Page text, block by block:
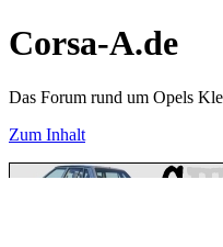
Corsa-A.de
Das Forum rund um Opels
Zum Inhalt